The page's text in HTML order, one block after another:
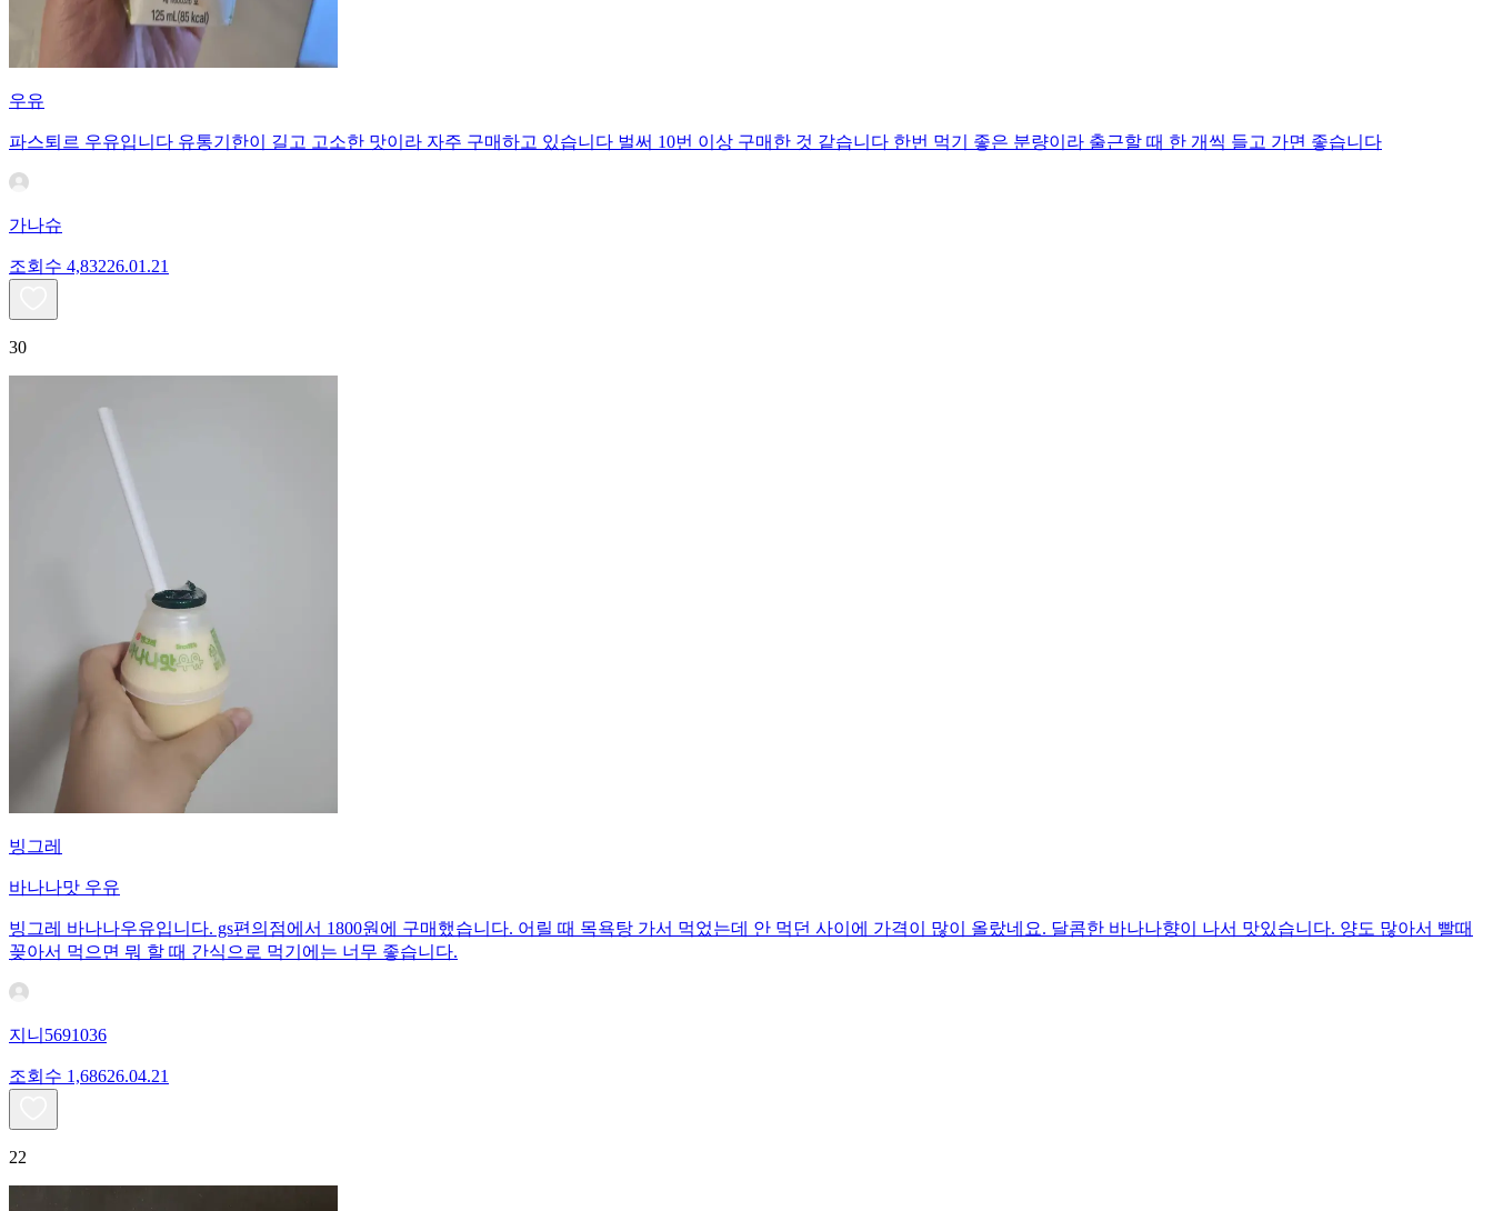
우유
파스퇴르 우유입니다 유통기한이 길고 고소한 맛이라 자주 구매하고 있습니다 벌써 10번 이상 구매한 것 같습니다 한번 먹기 좋은 분량이라 출근할 때 한 개씩 들고 가면 좋습니다
가나슈
조회수 4,83226.01.21
30
빙그레
바나나맛 우유
빙그레 바나나우유입니다. gs편의점에서 1800원에 구매했습니다. 어릴 때 목욕탕 가서 먹었는데 안 먹던 사이에 가격이 많이 올랐네요. 달콤한 바나나향이 나서 맛있습니다. 양도 많아서 빨때
꽂아서 먹으면 뭐 할 때 간식으로 먹기에는 너무 좋습니다.
지니5691036
조회수 1,68626.04.21
22